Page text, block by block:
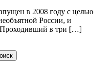
в 2008 году с целью
России, и
Проходивший в три […]